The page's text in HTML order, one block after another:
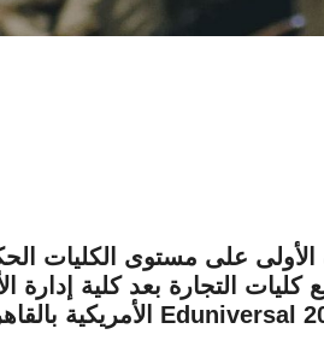
الأولى على مستوى الكليات
التجارة بعد كلية إدارة